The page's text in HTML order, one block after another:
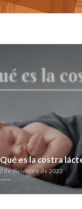
es la costra
de diciembre de 2022